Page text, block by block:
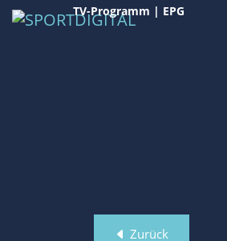
TV-Programm | EPG
Zurück